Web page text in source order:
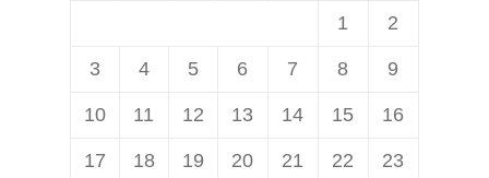
1 2
3 4 5 6 7 8 9
10 11 12 13 14 15 16
17 18 19 20 21 22 23